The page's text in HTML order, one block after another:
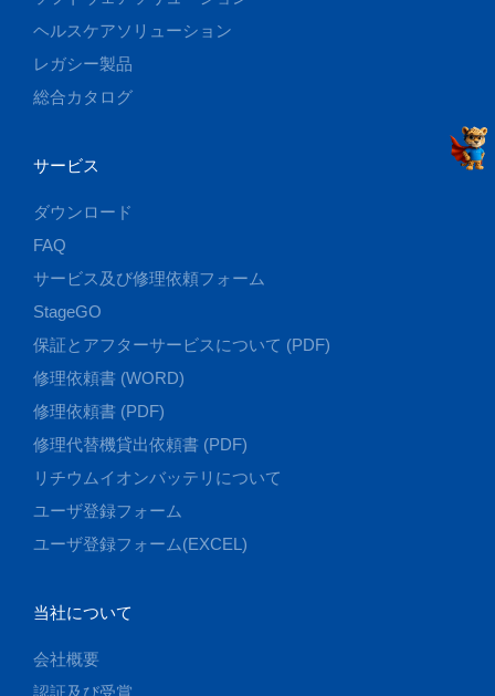
ヘルスケアソリューション
レガシー製品
総合カタログ
サービス
ダウンロード
FAQ
サービス及び修理依頼フォーム
StageGO
保証とアフターサービスについて (PDF)
修理依頼書 (WORD)
修理依頼書 (PDF)
修理代替機貸出依頼書 (PDF)
リチウムイオンバッテリについて
ユーザ登録フォーム
ユーザ登録フォーム(EXCEL)
当社について
会社概要
認証及び受賞